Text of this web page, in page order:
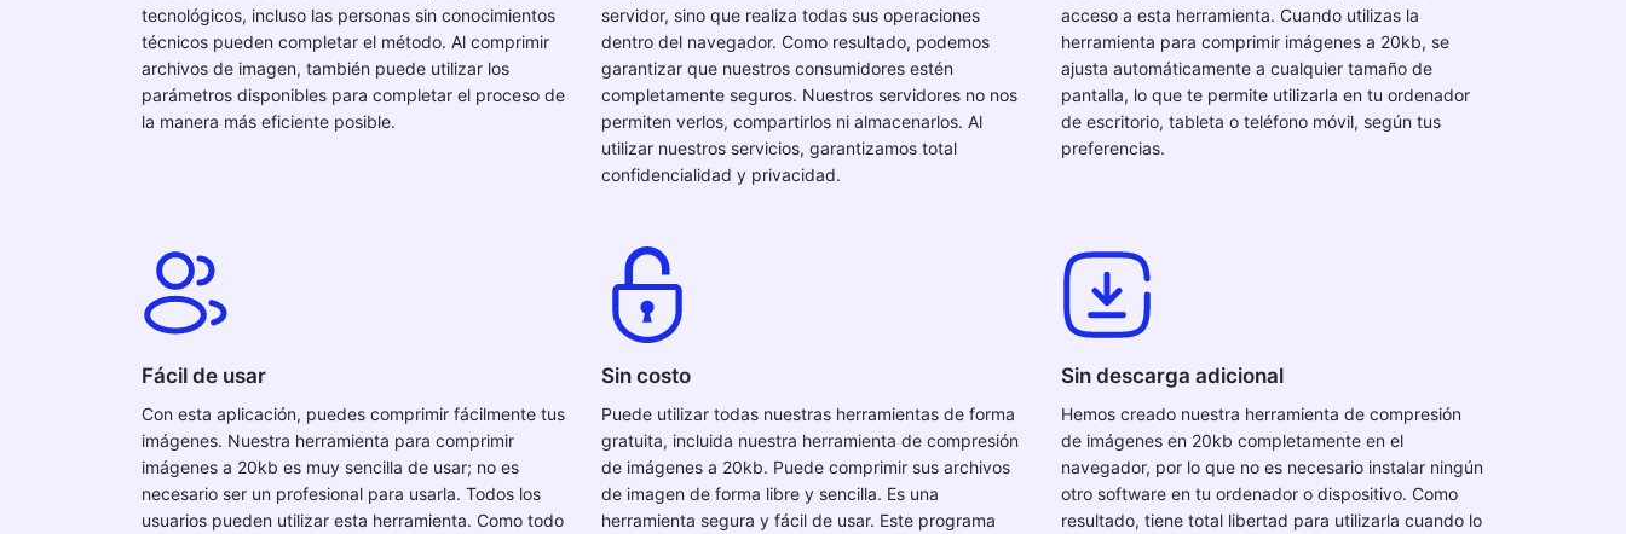
tecnológicos, incluso las personas sin conocimientos
técnicos pueden completar el método. Al comprimir
archivos de imagen, también puede utilizar los
parámetros disponibles para completar el proceso de
la manera más eficiente posible.
servidor, sino que realiza todas sus operaciones
dentro del navegador. Como resultado, podemos
garantizar que nuestros consumidores estén
completamente seguros. Nuestros servidores no nos
permiten verlos, compartirlos ni almacenarlos. Al
utilizar nuestros servicios, garantizamos total
confidencialidad y privacidad.
acceso a esta herramienta. Cuando utilizas la
herramienta para comprimir imágenes a 20kb, se
ajusta automáticamente a cualquier tamaño de
pantalla, lo que te permite utilizarla en tu ordenador
de escritorio, tableta o teléfono móvil, según tus
preferencias.
Fácil de usar
Con esta aplicación, puedes comprimir fácilmente tus
imágenes. Nuestra herramienta para comprimir
imágenes a 20kb es muy sencilla de usar; no es
necesario ser un profesional para usarla. Todos los
usuarios pueden utilizar esta herramienta. Como todo
Sin costo
Puede utilizar todas nuestras herramientas de forma
gratuita, incluida nuestra herramienta de compresión
de imágenes a 20kb. Puede comprimir sus archivos
de imagen de forma libre y sencilla. Es una
herramienta segura y fácil de usar. Este programa
Sin descarga adicional
Hemos creado nuestra herramienta de compresión
de imágenes en 20kb completamente en el
navegador, por lo que no es necesario instalar ningún
otro software en tu ordenador o dispositivo. Como
resultado, tiene total libertad para utilizarla cuando lo